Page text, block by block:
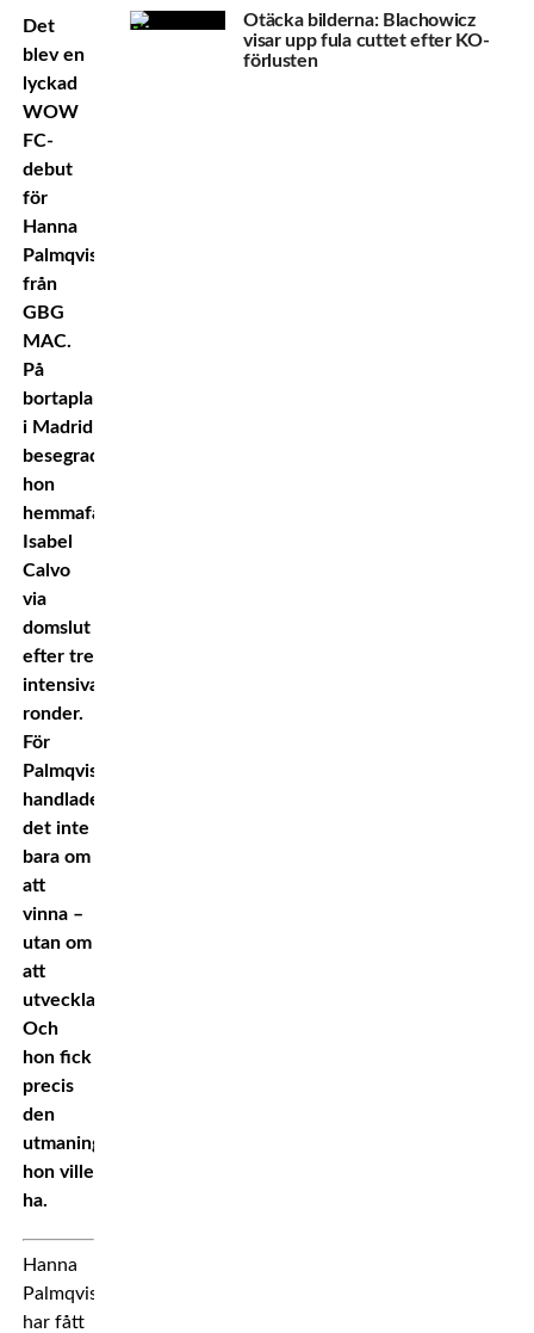
Det
blev en
lyckad
WOW
FC-
debut
för
Hanna
Palmqvist
från
GBG
MAC.
På
bortaplan
i Madrid
besegrade
hon
hemmafavoriten
Isabel
Calvo
via
domslut
efter tre
intensiva
ronder.
För
Palmqvist
handlade
det inte
bara om
att
vinna –
utan om
att
utvecklas.
Och
hon fick
precis
den
utmaning
hon ville
ha.
Hanna
Palmqvist
har fått
Otäcka bilderna: Blachowicz
visar upp fula cuttet efter KO-
förlusten